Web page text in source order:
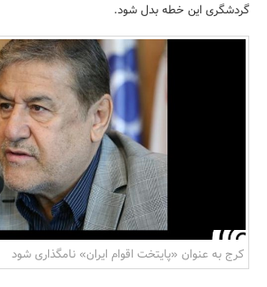
گردشگری این خطه بدل شود.
کرج به عنوان «پایتخت اقوام ایران» نامگذاری شود